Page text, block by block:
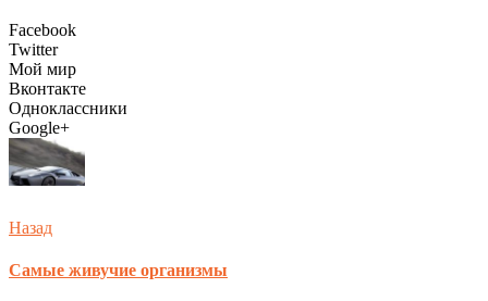
Facebook
Twitter
Мой мир
Вконтакте
Одноклассники
Google+
Назад
Самые живучие организмы